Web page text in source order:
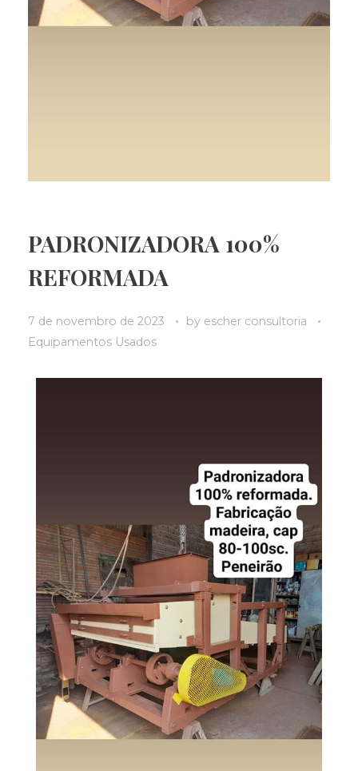
PADRONIZADORA 100%
REFORMADA
7 de novembro de 2023 by escher consultoria
Equipamentos Usados